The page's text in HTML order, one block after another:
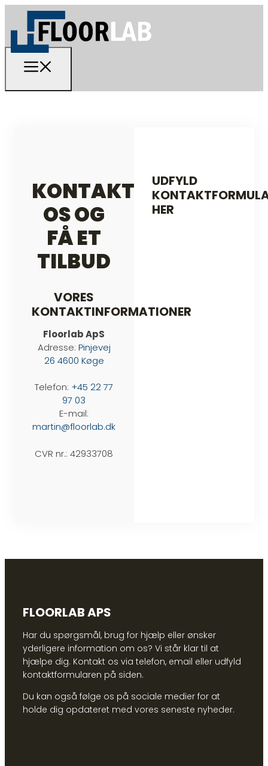
KONTAKT
OS OG
FÅ ET
TILBUD
VORES
KONTAKTINFORMATIONER
Floorlab ApS
Adresse: Pinjevej
26 4600 Køge
Telefon: +45 22 77
97 03
E-mail:
martin@floorlab.dk
CVR nr.: 42933708
UDFYLD
HER
FLOORLAB APS
Har du spørgsmål, brug for hjælp eller ønsker
yderligere information om os? Vi står klar til at
hjælpe dig. Kontakt os via telefon, email eller udfyld
kontaktformularen på siden.
Du kan også følge os på sociale medier for at
holde dig opdateret med vores seneste nyheder.